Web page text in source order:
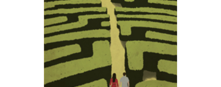
AGGIUNGI AL CARRELLO